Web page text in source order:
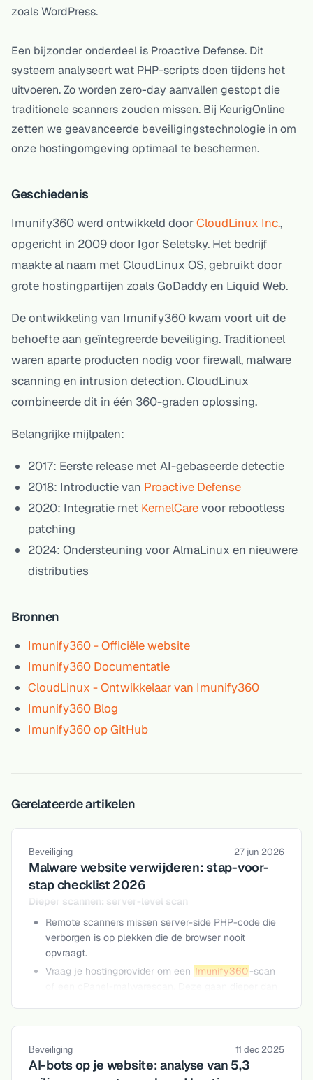
zoals WordPress.
Een bijzonder onderdeel is Proactive Defense. Dit
systeem analyseert wat PHP-scripts doen tijdens het
uitvoeren. Zo worden zero-day aanvallen gestopt die
traditionele scanners zouden missen. Bij KeurigOnline
zetten we geavanceerde beveiligingstechnologie in om
onze hostingomgeving optimaal te beschermen.
Geschiedenis
Imunify360 werd ontwikkeld doorCloudLinux Inc.,
opgericht in 2009 door Igor Seletsky. Het bedrijf
maakte al naam met CloudLinux OS, gebruikt door
grote hostingpartijen zoals GoDaddy en Liquid Web.
De ontwikkeling van Imunify360 kwam voort uit de
behoefte aan geïntegreerde beveiliging. Traditioneel
waren aparte producten nodig voor firewall, malware
scanning en intrusion detection. CloudLinux
combineerde dit in één 360-graden oplossing.
Belangrijke mijlpalen:
2017: Eerste release met AI-gebaseerde detectie
2018: Introductie van Proactive Defense
2020: Integratie met KernelCarevoor rebootless
patching
2024: Ondersteuning voor AlmaLinux en nieuwere
distributies
Bronnen
Imunify360 - Officiële website
Imunify360 Documentatie
CloudLinux - Ontwikkelaar van Imunify360
Imunify360 Blog
Imunify360 op GitHub
Gerelateerde artikelen
Beveiliging 27 jun 2026
Malware website verwijderen: stap-voor-
stap checklist 2026
Dieper scannen: server-level scan
Remote scanners missen server-side PHP-code die
verborgen is op plekken die de browser nooit
opvraagt.
Vraag je hostingprovider om een Imunify360-scan
De eerste prioriteit is schade beperken, voor bezoekers
Beveiliging 11 dec 2025
AI-bots op je website: analyse van 5,3